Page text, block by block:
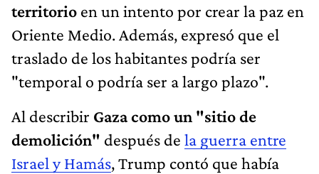
territorio en un intento por crear la paz en
Oriente Medio. Además, expresó que el
traslado de los habitantes podría ser
"temporal o podría ser a largo plazo".
Al describir Gaza como un "sitio de
demolición" después de la guerra entre
Israel y Hamás, Trump contó que había